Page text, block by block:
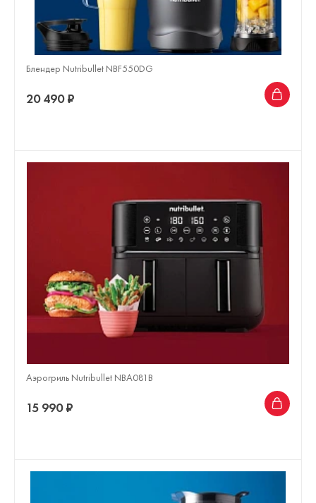
Блендер Nutribullet NBF550DG
20 490 ₽
Аэрогриль Nutribullet NBA081B
15 990 ₽